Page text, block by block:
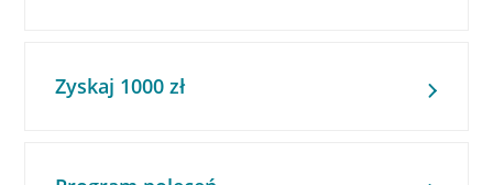
Zyskaj 1000 zł